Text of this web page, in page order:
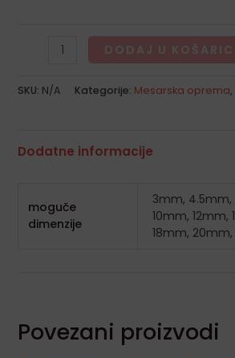
DODAJ U
SKU: N/A Kategorije: Mesarska oprema,
Dodatne informacije
moguče
dimenzije
3mm,
10mm, 12mm,
18mm, 20mm,
Povezani proizvodi